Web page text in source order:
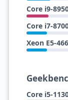
Core i9-
Core i7-
Xeon E5-
Core i5-